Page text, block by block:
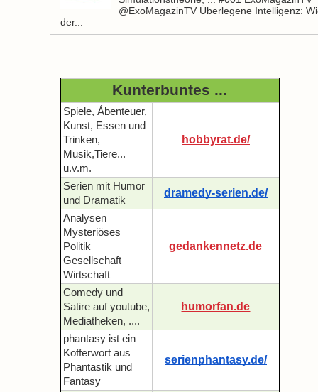
@ExoMagazinTV Überlegene Intelligenz:
der...
Kunterbuntes ...
Spiele, Ábenteuer,
Kunst, Essen und
Trinken,
Musik,Tiere...
u.v.m.
hobbyrat.de/
Serien mit Humor
und Dramatik
dramedy-serien.de/
Analysen
Mysteriöses
Politik
Gesellschaft
Wirtschaft
gedankennetz.de
Comedy und
Satire auf youtube,
Mediatheken, ....
humorfan.de
phantasy ist ein
Kofferwort aus
Phantastik und
Fantasy
serienphantasy.de/